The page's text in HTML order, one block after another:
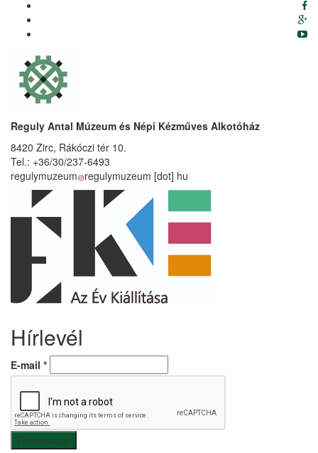
Reguly Antal Múzeum és Népi Kézműves Alkotóház
8420 Zirc, Rákóczi tér 10.
Tel.: +36/30/237-6493
regulymuzeum regulymuzeum [dot] hu
Hírlevél
E-mail *